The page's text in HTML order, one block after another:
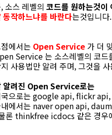
소스 레벨의 코드를 원하는것이
동작하느냐를 바란다는것입니다.
에서는 Open Service 가 더
Service 는 소스레벨의 코드
사용법만 알려 주며, 그것을
알려진 Open Service로는
국으로는 google api, flickr
내에서는 naver open api,
론 thinkfree icdocs 같은 경우